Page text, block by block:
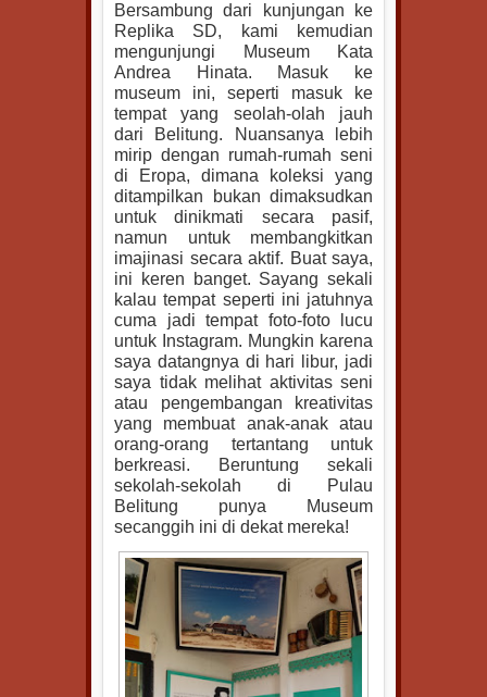
Bersambung dari kunjungan ke
Replika SD, kami kemudian
mengunjungi Museum Kata
Andrea Hinata. Masuk ke
museum ini, seperti masuk ke
tempat yang seolah-olah jauh
dari Belitung. Nuansanya lebih
mirip dengan rumah-rumah seni
di Eropa, dimana koleksi yang
ditampilkan bukan dimaksudkan
untuk dinikmati secara pasif,
namun untuk membangkitkan
imajinasi secara aktif. Buat saya,
ini keren banget. Sayang sekali
kalau tempat seperti ini jatuhnya
cuma jadi tempat foto-foto lucu
untuk Instagram. Mungkin karena
saya datangnya di hari libur, jadi
saya tidak melihat aktivitas seni
atau pengembangan kreativitas
yang membuat anak-anak atau
orang-orang tertantang untuk
berkreasi. Beruntung sekali
sekolah-sekolah di Pulau
Belitung punya Museum
secanggih ini di dekat mereka!